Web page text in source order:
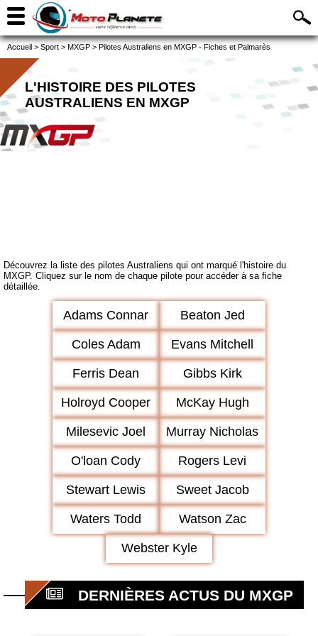
Accueil > Sport > MXGP > Pilotes Australiens en MXGP - Fiches et Palmarès
L'HISTOIRE DES PILOTES
AUSTRALIENS EN MXGP
Découvrez la liste des pilotes Australiens qui ont marqué l'histoire du
MXGP. Cliquez sur le nom de chaque pilote pour accéder à sa fiche
détaillée.
Adams Connar Beaton Jed
Coles Adam Evans Mitchell
Ferris Dean Gibbs Kirk
Holroyd Cooper McKay Hugh
Milesevic Joel Murray Nicholas
O'loan Cody Rogers Levi
Stewart Lewis Sweet Jacob
Waters Todd Watson Zac
Webster Kyle
DERNIÈRES ACTUS DU MXGP